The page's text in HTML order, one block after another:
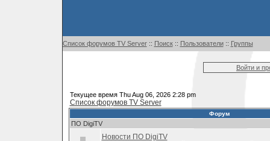
Список форумов TV Server:: Поиск:: Пользователи:: Группы
Войти и
Текущее время Thu Aug 06, 2026 2:28 pm
Список форумов TV Server
Форум
ПО DigiTV
Новости ПО DigiTV